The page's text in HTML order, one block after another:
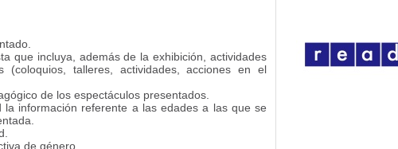
que incluya, además de la exhibición, actividades
talleres, actividades, acciones en el
de los espectáculos presentados.
la información referente a las edades a las que se
de género.